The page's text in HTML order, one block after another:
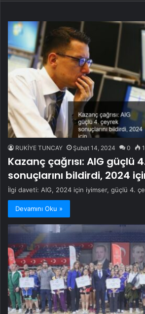
RUKİYE TUNCAY Şubat 14, 2024 0
Kazanç çağrısı: AIG güçlü
sonuçlarını bildirdi, 2024
İlgi daveti: AIG, 2024 için iyimser, güçlü 4.
Devamını Oku »